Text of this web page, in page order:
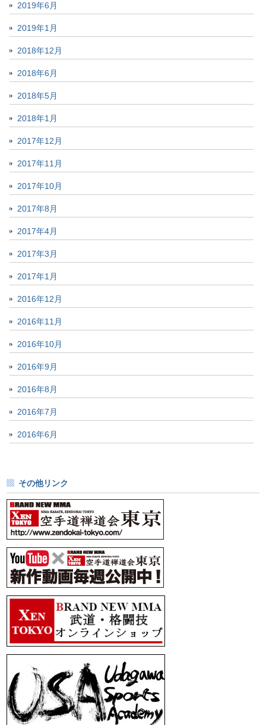
2019年6月
2019年1月
2018年12月
2018年6月
2018年5月
2018年1月
2017年12月
2017年11月
2017年10月
2017年8月
2017年4月
2017年3月
2017年1月
2016年12月
2016年11月
2016年10月
2016年9月
2016年8月
2016年7月
2016年6月
その他リンク